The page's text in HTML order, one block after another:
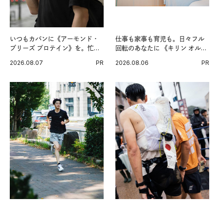
いつもカバンに《アーモンド・
ブリーズ プロテイン》を。忙し
グ習慣。
2026.08.07 PR
仕事も家事も育児も。日々フル
回転のあなたに 《キリン オルニ
2026.08.06 PR